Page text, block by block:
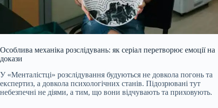
Особлива механіка розслідувань: як серіал перетворює емоції на
докази
У «Менталістці» розслідування будуються не довкола погонь та
експертиз, а довкола психологічних станів. Підозрювані тут
небезпечні не діями, а тим, що вони відчувають та приховують.